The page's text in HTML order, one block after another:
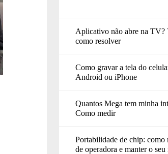
Aplicativo não abre na TV?
como resolver
Como gravar a tela do
Android ou iPhone
Quantos Mega tem minha
Como medir
Portabilidade de chip: como
de operadora e manter o seu